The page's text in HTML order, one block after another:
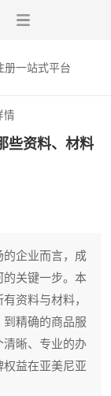
册一站式平台
情
些资料、材料
的企业而言，成
的关键一步。本
资料与材料，
到精确的商品服
清晰、专业的办
益在亚美尼亚